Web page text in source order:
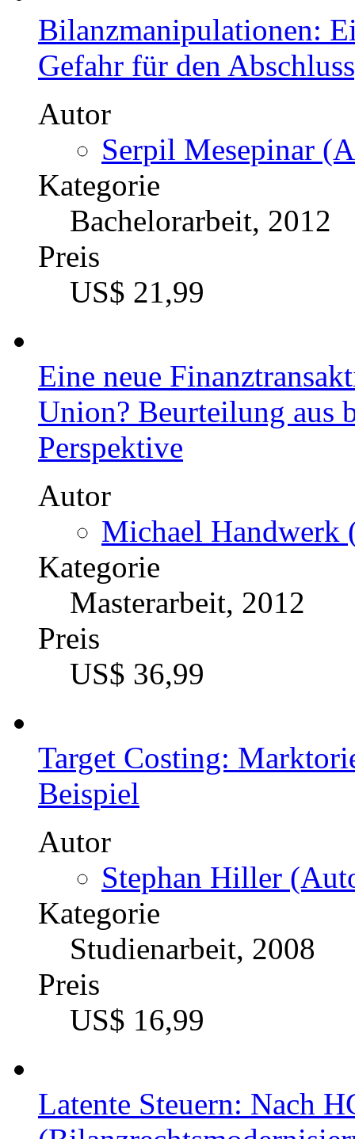
Bilanzmanipulationen:
Gefahr für den
Autor
Serpil Mesepinar
Kategorie
Bachelorarbeit, 2012
Preis
US$ 21,99
Eine neue
Union? Beurteilung aus
Perspektive
Autor
Michael Handwerk
Kategorie
Masterarbeit, 2012
Preis
US$ 36,99
Target Costing:
Beispiel
Autor
Stephan Hiller
Kategorie
Studienarbeit, 2008
Preis
US$ 16,99
Latente Steuern: Nach